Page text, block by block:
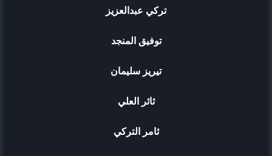
تركي عبدالعزيز
توفيق المنجد
تيريز سليمان
ثائر العلي
ثامر التركي